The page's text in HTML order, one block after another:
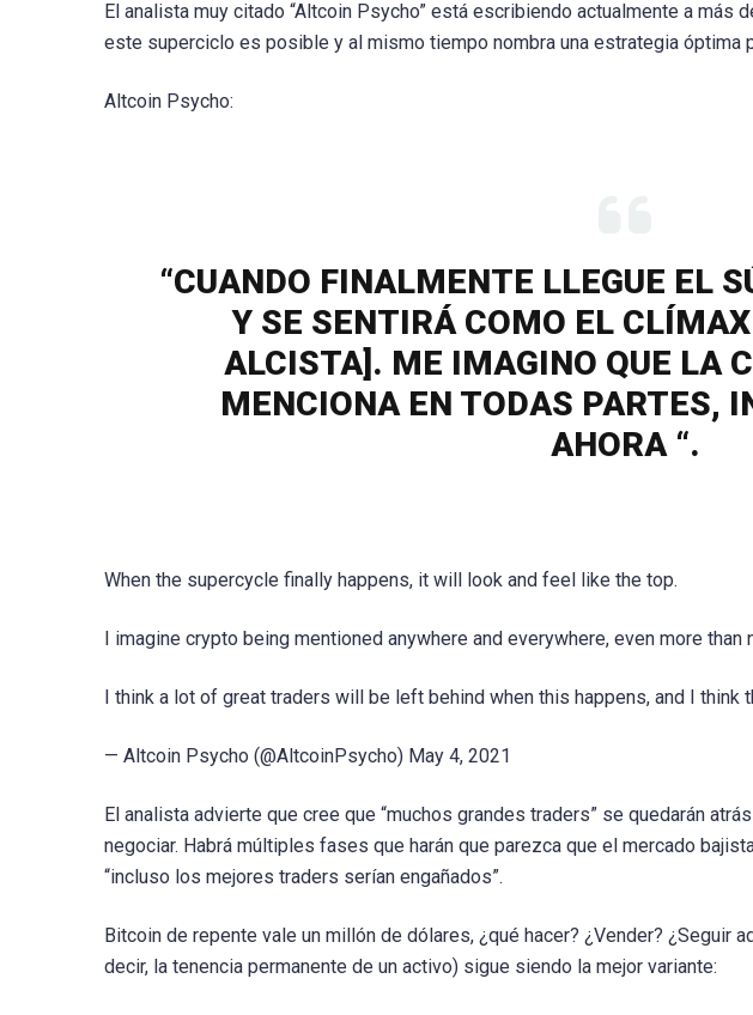
El analista muy citado “Altcoin Psycho” está escribiendo actualmente a más
este superciclo es posible y al mismo tiempo nombra una estrategia óptima
Altcoin Psycho:
“CUANDO FINALMENTE LLEGUE EL
Y SE SENTIRÁ COMO EL
ALCISTA]. ME IMAGINO QUE LA
MENCIONA EN TODAS PARTES,
AHORA “.
When the supercycle finally happens, it will look and feel like the top.
I imagine crypto being mentioned anywhere and everywhere, even more than
I think a lot of great traders will be left behind when this happens, and I think
— Altcoin Psycho (@AltcoinPsycho) May 4, 2021
El analista advierte que cree que “muchos grandes traders” se quedarán
negociar. Habrá múltiples fases que harán que parezca que el mercado
“incluso los mejores traders serían engañados”.
Bitcoin de repente vale un millón de dólares, ¿qué hacer? ¿Vender? ¿Seguir
decir, la tenencia permanente de un activo) sigue siendo la mejor variante: